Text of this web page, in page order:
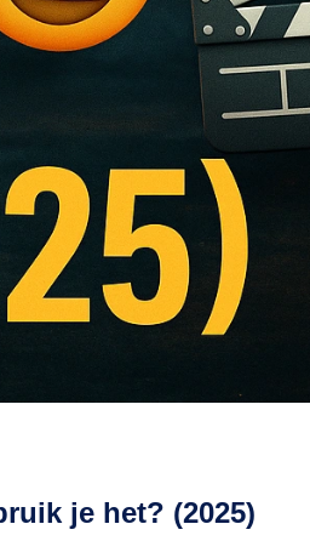
je het? (2025)